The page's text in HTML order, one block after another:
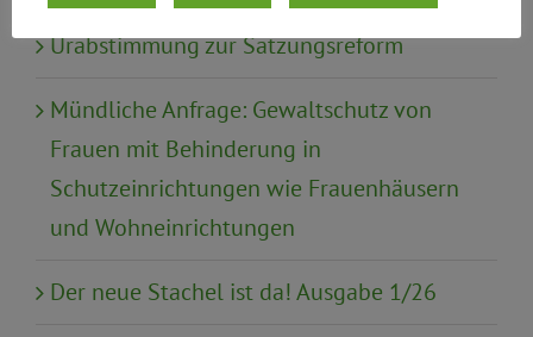
Urabstimmung zur Satzungsreform
Mündliche Anfrage: Gewaltschutz von
Frauen mit Behinderung in
Schutzeinrichtungen wie Frauenhäusern
und Wohneinrichtungen
Der neue Stachel ist da! Ausgabe 1/26